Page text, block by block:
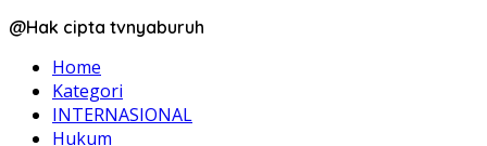
@Hak cipta tvnyaburuh
Home
Kategori
INTERNASIONAL
Hukum